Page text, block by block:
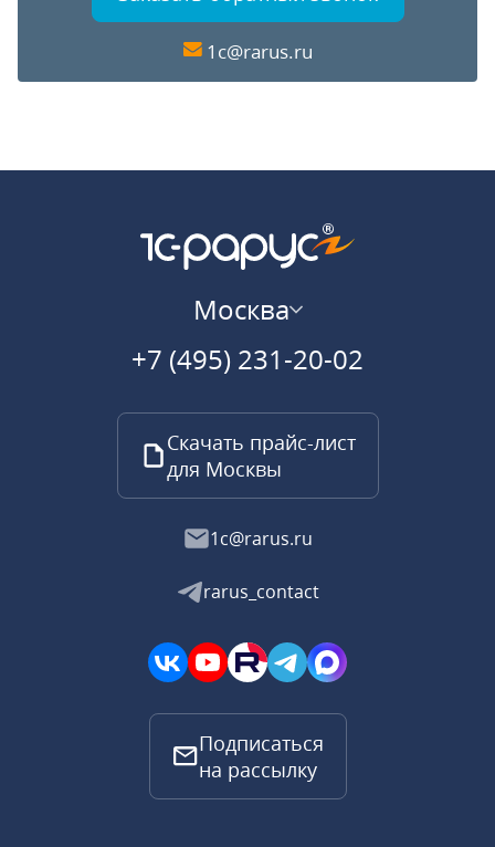
1c@rarus.ru
Москва
+7 (495) 231-20-02
Скачать прайс-лист
для Москвы
1c@rarus.ru
rarus_contact
Подписаться
на рассылку